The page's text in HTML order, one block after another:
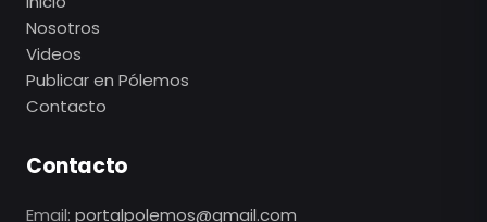
Nosotros
Videos
Publicar en Pólemos
Contacto
Contacto
Email: portalpolemos@gmail.com